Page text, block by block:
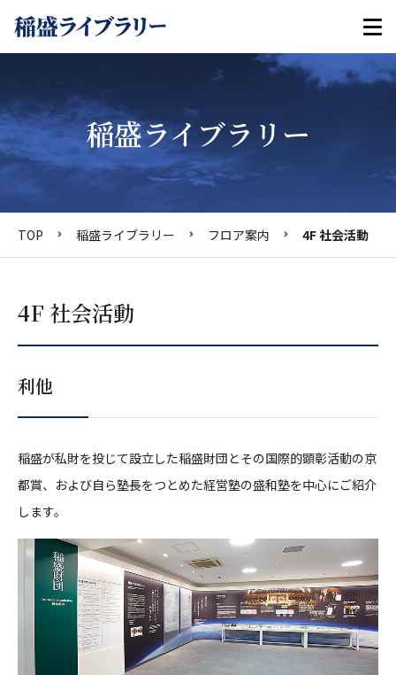
稲盛ライブラリー
TOP 稲盛ライブラリー フロア案内 4F 社会活動
4F 社会活動
利他
稲盛が私財を投じて設立した稲盛財団とその国際的顕彰活動の京
都賞、および自ら塾長をつとめた経営塾の盛和塾を中心にご紹介
します。